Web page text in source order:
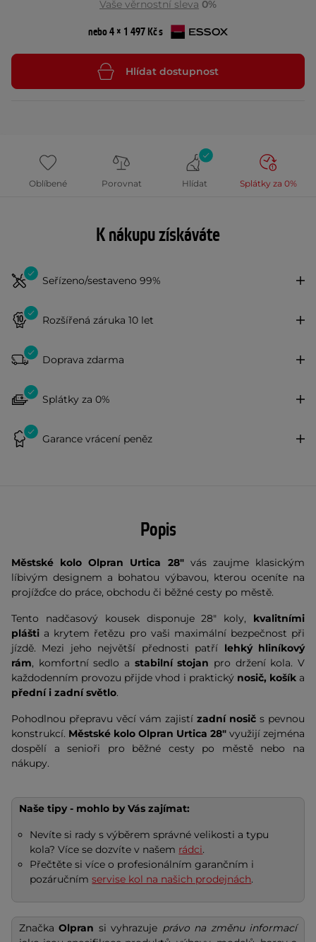
Vaše věrnostní sleva 0%
nebo 4 × 1 497 Kč s
Hlídat dostupnost
Oblíbené Porovnat Hlídat Splátky za 0%
K nákupu získáváte
Seřízeno/sestaveno 99%
Rozšířená záruka 10 let
Doprava zdarma
Splátky za 0%
Garance vrácení peněz
Popis
Městské kolo Olpran Urtica 28" vás zaujme klasickým
líbivým designem a bohatou výbavou, kterou oceníte na
projížďce do práce, obchodu či běžné cesty po městě.
Tento nadčasový kousek disponuje 28" koly, kvalitními
plášti a krytem řetězu pro vaši maximální bezpečnost při
jízdě. Mezi jeho největší přednosti patří lehký hliníkový
rám, komfortní sedlo a stabilní stojan pro držení kola. V
každodenním provozu přijde vhod i praktickýnosič, košíka
přední i zadní světlo.
Pohodlnou přepravu věcí vám zajistí zadní nosič s pevnou
konstrukcí. Městské kolo Olpran Urtica 28" využijí zejména
dospělí a senioři pro běžné cesty po městě nebo na
nákupy.
Naše tipy - mohlo by Vás zajímat:
Nevíte si rady s výběrem správné velikosti a typu
kola? Více se dozvíte v našem rádci.
Přečtěte si více o profesionálním garančním i
pozáručnímservise kol na našich prodejnách.
ZnačkaOlpran si vyhrazuje právo na změnu informací